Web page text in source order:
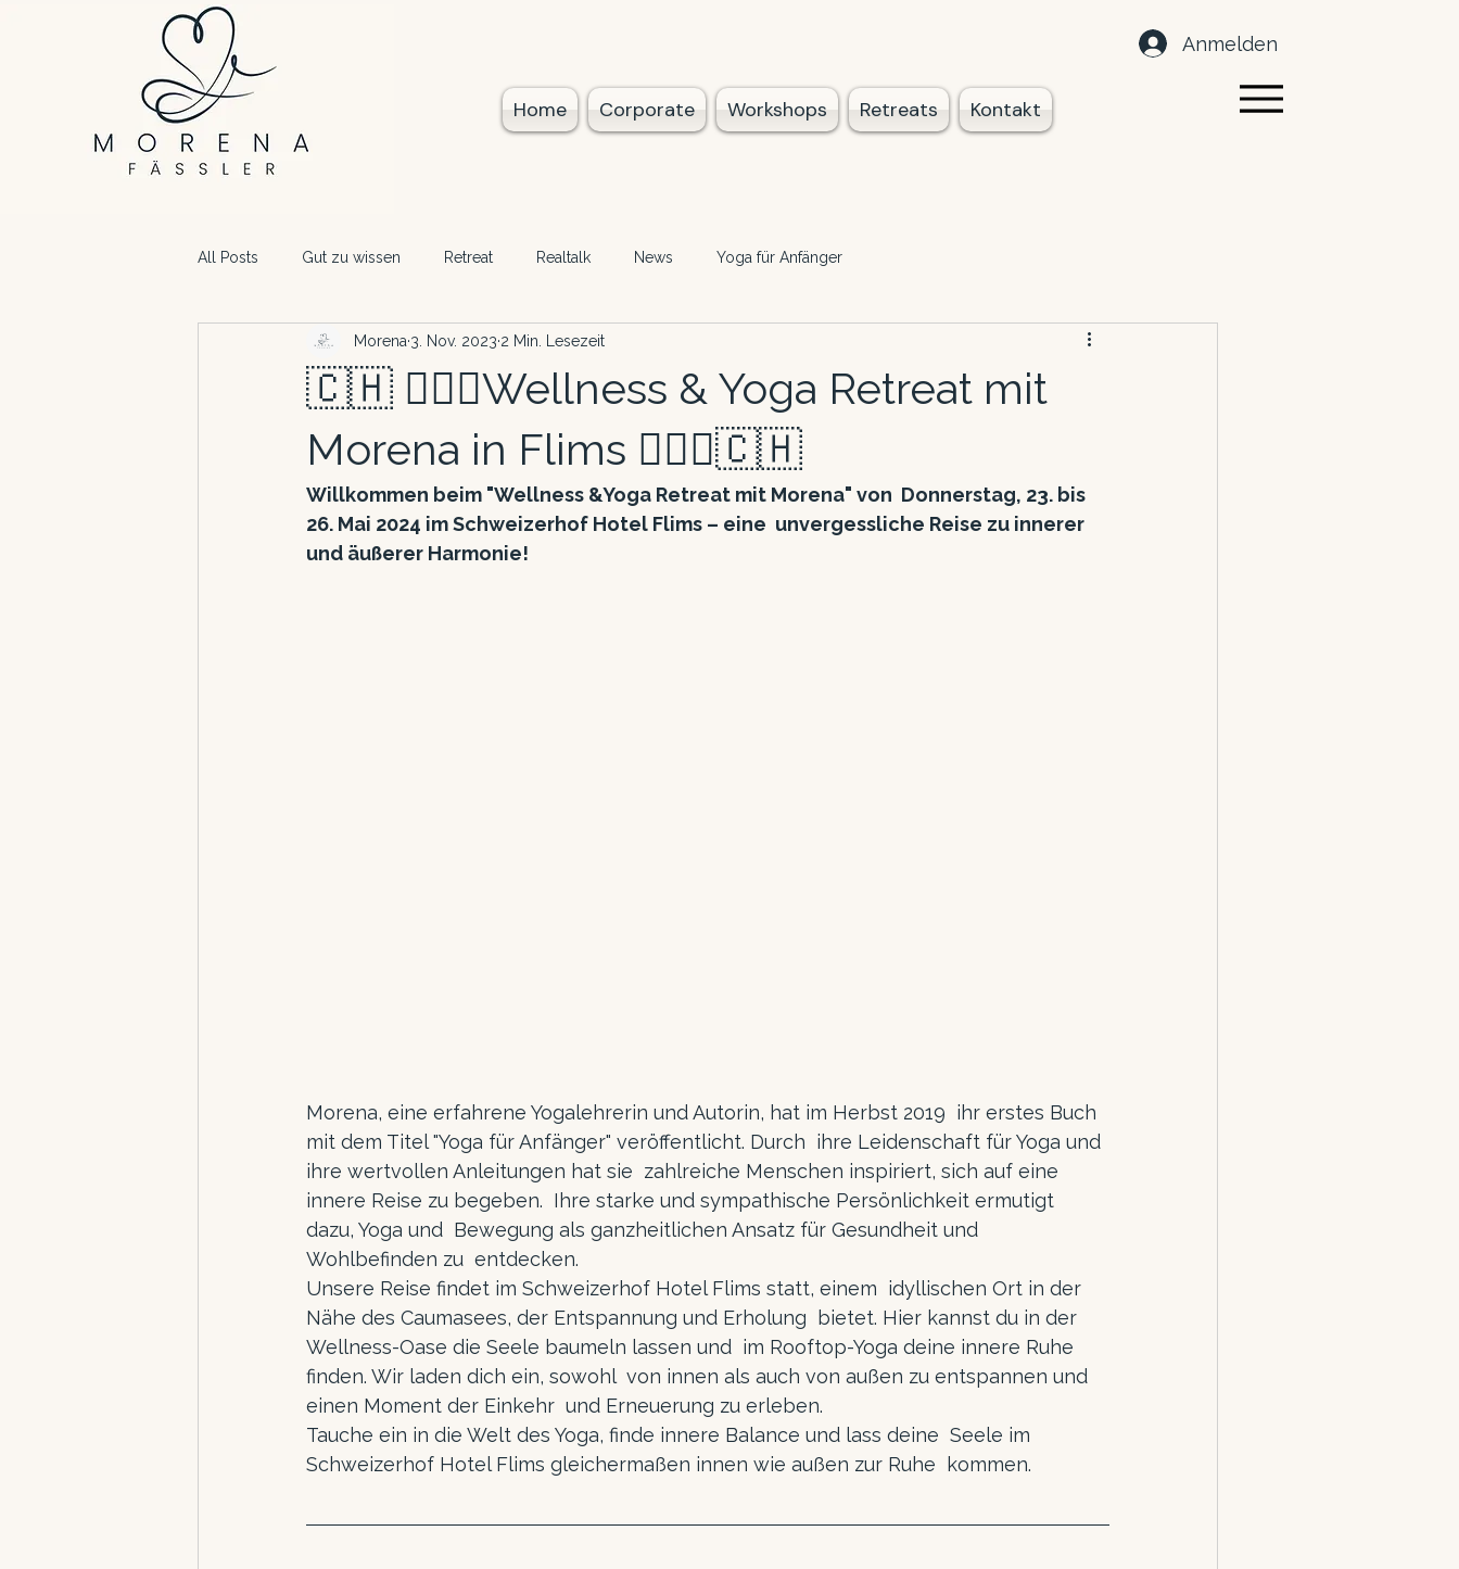
Anmelden
Home Corporate Workshops Retreats Kontakt
All Posts Gut zu wissen Retreat Realtalk News Yoga für Anfänger
🇨🇭 🧘🏻‍♀️Wellness & Yoga Retreat mit
Morena in Flims 🧘🏻‍♀️🇨🇭
Morena 3. Nov. 2023 2 Min. Lesezeit
Willkommen beim "Wellness &Yoga Retreat mit Morena" von  Donnerstag, 23. bis
26. Mai 2024 im Schweizerhof Hotel Flims – eine  unvergessliche Reise zu innerer
und äußerer Harmonie!
Morena, eine erfahrene Yogalehrerin und Autorin, hat im Herbst 2019  ihr erstes Buch
mit dem Titel "Yoga für Anfänger" veröffentlicht. Durch  ihre Leidenschaft für Yoga und
ihre wertvollen Anleitungen hat sie  zahlreiche Menschen inspiriert, sich auf eine
innere Reise zu begeben.  Ihre starke und sympathische Persönlichkeit ermutigt
dazu, Yoga und  Bewegung als ganzheitlichen Ansatz für Gesundheit und
Wohlbefinden zu  entdecken.
Unsere Reise findet im Schweizerhof Hotel Flims statt, einem  idyllischen Ort in der
Nähe des Caumasees, der Entspannung und Erholung  bietet. Hier kannst du in der
Wellness-Oase die Seele baumeln lassen und  im Rooftop-Yoga deine innere Ruhe
finden. Wir laden dich ein, sowohl  von innen als auch von außen zu entspannen und
einen Moment der Einkehr  und Erneuerung zu erleben.
Tauche ein in die Welt des Yoga, finde innere Balance und lass deine  Seele im
Schweizerhof Hotel Flims gleichermaßen innen wie außen zur Ruhe  kommen.